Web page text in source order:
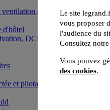
et climatisation
d'hôtel
DCL et boîte de sol
et pilotage du bâtiment
Le site
vous proposer
l'audience du
Consultez notre
Vous pouvez
des cookies.